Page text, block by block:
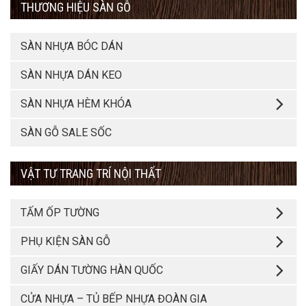
THƯƠNG HIỆU SÀN GỖ
SÀN NHỰA BÓC DÁN
SÀN NHỰA DÁN KEO
SÀN NHỰA HÈM KHÓA
SÀN GỖ SALE SỐC
VẬT TƯ TRANG TRÍ NỘI THẤT
TẤM ỐP TƯỜNG
PHỤ KIỆN SÀN GỖ
GIẤY DÁN TƯỜNG HÀN QUỐC
CỬA NHỰA – TỦ BẾP NHỰA ĐOÀN GIA